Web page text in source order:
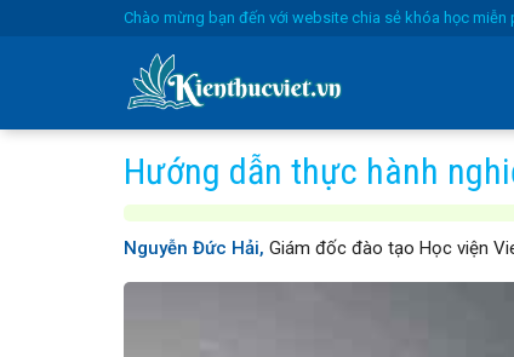
Chào mừng bạn đến với website chia sẻ khóa học miễn
Hướng dẫn thực hành
Nguyễn Đức Hải, Giám đốc đào tạo Học viện